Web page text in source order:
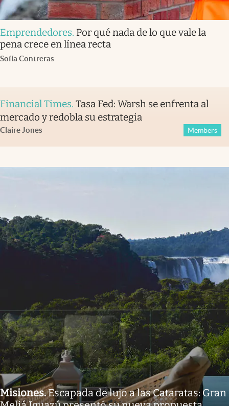
Emprendedores. Por qué nada de lo que vale la
pena crece en línea recta
Sofía Contreras
Financial Times. Tasa Fed: Warsh se enfrenta al
mercado y redobla su estrategia
Claire Jones Members
Misiones.Escapada de lujo a las Cataratas: Gran